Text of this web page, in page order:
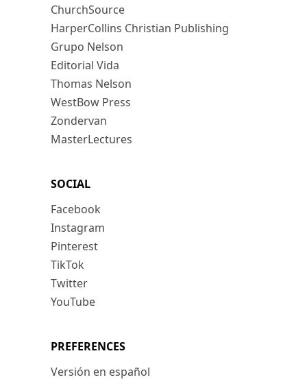
ChurchSource
HarperCollins Christian Publishing
Grupo Nelson
Editorial Vida
Thomas Nelson
WestBow Press
Zondervan
MasterLectures
SOCIAL
Facebook
Instagram
Pinterest
TikTok
Twitter
YouTube
PREFERENCES
Versión en español